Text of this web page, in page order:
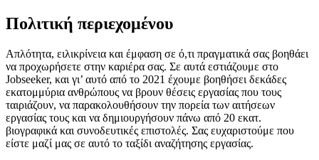
Πολιτική περιεχομένου
Απλότητα, ειλικρίνεια και έμφαση σε ό,τι πραγματικά σας βοηθάει
να προχωρήσετε στην καριέρα σας. Σε αυτά εστιάζουμε στο
Jobseeker, και γι’ αυτό από το 2021 έχουμε βοηθήσει δεκάδες
εκατομμύρια ανθρώπους να βρουν θέσεις εργασίας που τους
ταιριάζουν, να παρακολουθήσουν την πορεία των αιτήσεων
εργασίας τους και να δημιουργήσουν πάνω από 20 εκατ.
βιογραφικά και συνοδευτικές επιστολές. Σας ευχαριστούμε που
είστε μαζί μας σε αυτό το ταξίδι αναζήτησης εργασίας.